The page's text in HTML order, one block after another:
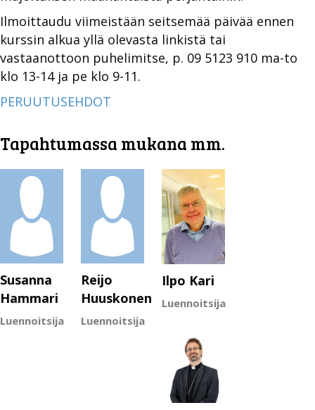
Ilmoittaudu viimeistään seitsemää päivää ennen
kurssin alkua yllä olevasta linkistä tai
vastaanottoon puhelimitse, p. 09 5123 910 ma-to
klo 13-14 ja pe klo 9-11.
PERUUTUSEHDOT
Tapahtumassa mukana mm.
Susanna
Hammari
Luennoitsija
Reijo
Huuskonen
Luennoitsija
Ilpo Kari
Luennoitsija